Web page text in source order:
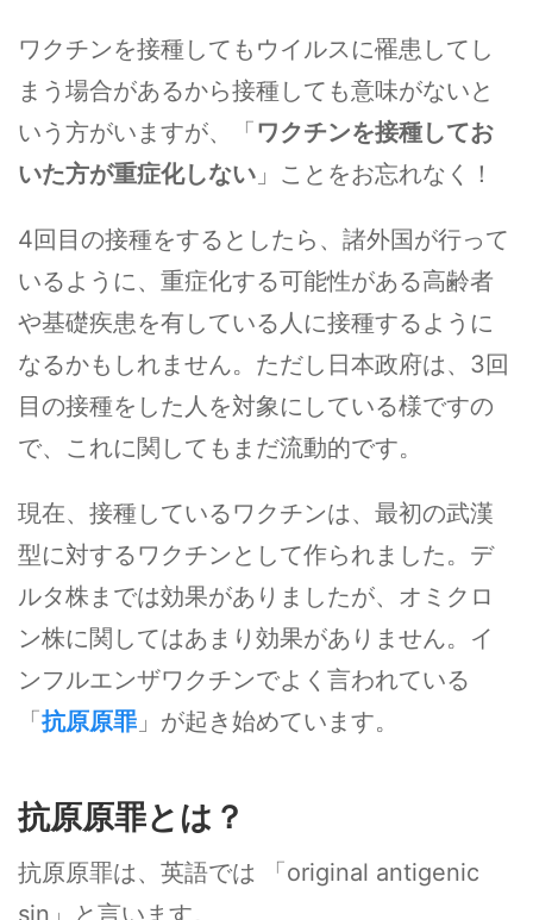
ワクチンを接種してもウイルスに罹患してし
まう場合があるから接種しても意味がないと
いう方がいますが、「ワクチンを接種してお
いた方が重症化しない 」ことをお忘れなく！
4回目の接種をするとしたら、諸外国が行って
いるように、重症化する可能性がある高齢者
や基礎疾患を有している人に接種するように
なるかもしれません。ただし日本政府は、3回
目の接種をした人を対象にしている様ですの
で、これに関してもまだ流動的です。
現在、接種しているワクチンは、最初の武漢
型に対するワクチンとして作られました。デ
ルタ株までは効果がありましたが、オミクロ
ン株に関してはあまり効果がありません。イ
ンフルエンザワクチンでよく言われている
「抗原原罪 」が起き始めています。
抗原原罪とは？
抗原原罪は、英語では 「original antigenic